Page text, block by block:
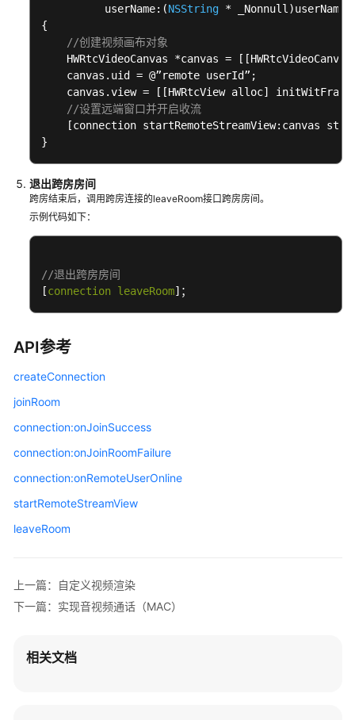
和
音
频
自
渲
染
原
始
视
频
数
（视
频
义
视
采
集
视
频
          userName:(
NSString * _Nonnull)userName
{
//创建视频画布对象
HWRtcVideoCanvas *canvas =
    canvas.uid = @”remote userId”;
canvas.view = [[HWRtcView alloc]
//设置远端窗口并开启收流
[connection startRemoteStreamView:canvas
}
退出跨房房间
跨房结束后，调用跨房连接的leaveRoom接口跨房房间。
示例代码如下：
//退出跨房房间
[connection leaveRoom]；
API参考
createConnection
joinRoom
connection:onJoinSuccess
connection:onJoinRoomFailure
connection:onRemoteUserOnline
startRemoteStreamView
leaveRoom
上一篇：自定义视频渲染
下一篇：实现音视频通话（MAC）
相关文档